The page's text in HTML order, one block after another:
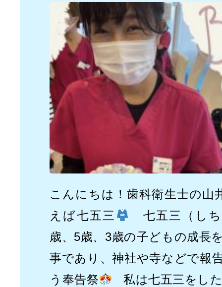
こんにちは！歯科衛生士の山
えば七五三
七五三（し
歳、5歳、3歳の子どもの成長
事であり、神社や寺などで報
う奉告祭
私は七五三をし